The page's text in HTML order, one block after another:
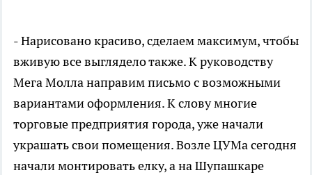
- Нарисовано красиво, сделаем максимум, чтобы
вживую все выглядело также. К руководству
Мега Молла направим письмо с возможными
вариантами оформления. К слову многие
торговые предприятия города, уже начали
украшать свои помещения. Возле ЦУМа сегодня
начали монтировать елку, а на Шупашкаре